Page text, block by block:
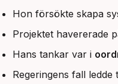
Hon försökte skapa
Projektet havererade
Hans tankar var i
Regeringens fall